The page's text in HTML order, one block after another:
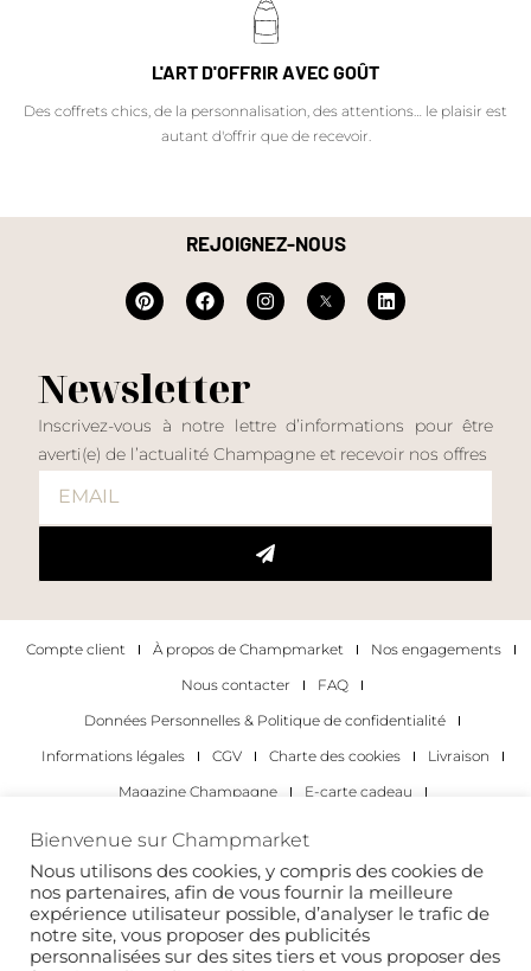
L'ART D'OFFRIR AVEC GOÛT
Des coffrets chics, de la personnalisation, des attentions… le plaisir est
autant d'offrir que de recevoir.
REJOIGNEZ-NOUS
Newsletter
Inscrivez-vous à notre lettre d’informations pour être
averti(e) de l’actualité Champagne et recevoir nos offres
Compte client À propos de Champmarket
Nos engagements
Nous contacter
FAQ
Données Personnelles & Politique de confidentialité
Informations légales
CGV Charte des cookies
Livraison
Magazine Champagne
E-carte cadeau
Les occasions pour déguster du champagne
Pour les particuliers
Pour les entreprises
Copyright 2022 © tous droits réservés. Champmarket.
Bienvenue sur Champmarket
Nous utilisons des cookies, y compris des cookies de
nos partenaires, afin de vous fournir la meilleure
expérience utilisateur possible, d’analyser le trafic de
notre site, vous proposer des publicités
personnalisées sur des sites tiers et vous proposer des